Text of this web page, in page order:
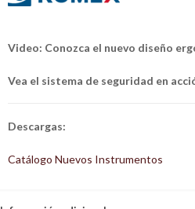
Video: Conozca el nuevo diseño
Vea el sistema de seguridad en
Descargas:
Catálogo Nuevos Instrumentos